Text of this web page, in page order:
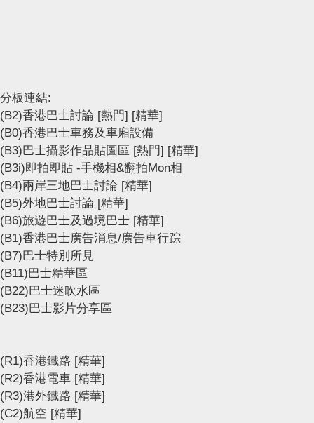
分板連結:
(B2)香港巴士討論 [熱門] [精華]
(B0)香港巴士車務及車廂設備
(B3)巴士攝影作品貼圖區 [熱門] [精華]
(B3i)即拍即貼 -手機相&翻拍Mon相
(B4)兩岸三地巴士討論 [精華]
(B5)外地巴士討論 [精華]
(B6)旅遊巴士及過境巴士 [精華]
(B1)香港巴士廣告消息/廣告車行踪
(B7)巴士特別所見
(B11)巴士精華區
(B22)巴士迷吹水區
(B23)巴士影片分享區
(R1)香港鐵路 [精華]
(R2)香港電車 [精華]
(R3)港外鐵路 [精華]
(C2)航空 [精華]